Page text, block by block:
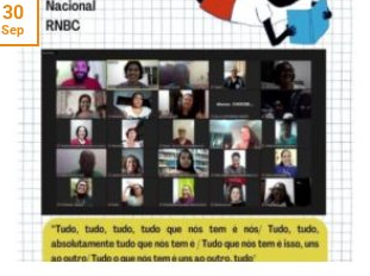
12º Encontro Nacional de Bibliotecas
Comunitárias
30
Sep